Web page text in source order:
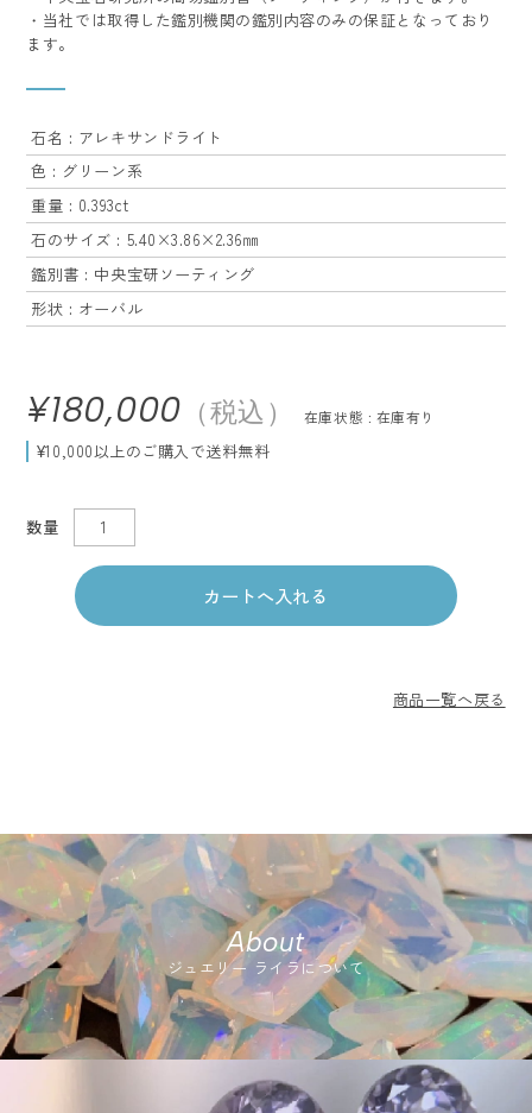
・当社では取得した鑑別機関の鑑別内容のみの保証となっており
ます。
石名 : アレキサンドライト
色 : グリーン系
重量 : 0.393ct
石のサイズ : 5.40×3.86×2.36㎜
鑑別書 : 中央宝研ソーティング
形状 : オーバル
¥180,000 （税込） 在庫状態 : 在庫有り
¥10,000以上のご購入で送料無料
数量
商品一覧へ戻る
About
ジュエリー ライラについて